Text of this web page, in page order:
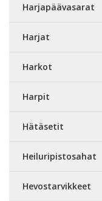
Harjapäävasarat
Harjat
Harkot
Harpit
Hätäsetit
Heiluripistosahat
Hevostarvikkeet